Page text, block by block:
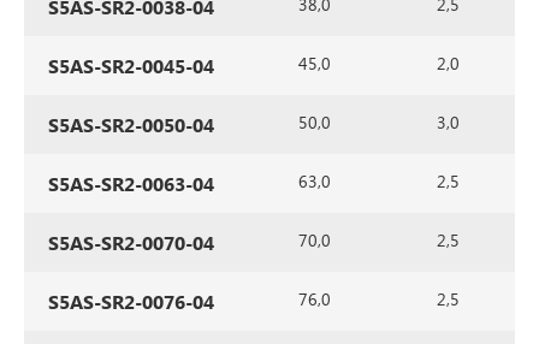
S5AS-SR2-0038-04
S5AS-SR2-0045-04 45,0 2,0
S5AS-SR2-0050-04 50,0 3,0
S5AS-SR2-0063-04 63,0 2,5
S5AS-SR2-0070-04 70,0 2,5
S5AS-SR2-0076-04 76,0 2,5